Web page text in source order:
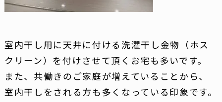
室内干し用に天井に付ける洗濯干し金物（ホス
クリーン）を付けさせて頂くお宅も多いです。
また、共働きのご家庭が増えていることから、
室内干しをされる方も多くなっている印象です。